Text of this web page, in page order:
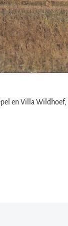
en Villa Wildhoef,